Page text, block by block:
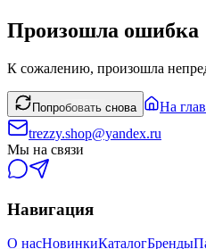
Произошла ошибка
К сожалению, произошла
Попробовать снова
На
trezzy.shop@yandex.ru
Мы на связи
Навигация
О насНовинкиКаталогБренды